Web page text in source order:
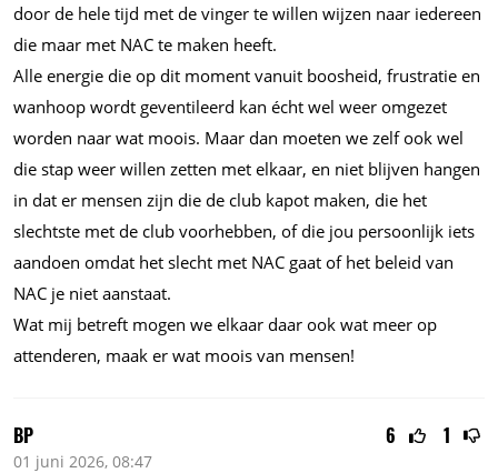
door de hele tijd met de vinger te willen wijzen naar iedereen
die maar met NAC te maken heeft.
Alle energie die op dit moment vanuit boosheid, frustratie en
wanhoop wordt geventileerd kan écht wel weer omgezet
worden naar wat moois. Maar dan moeten we zelf ook wel
die stap weer willen zetten met elkaar, en niet blijven hangen
in dat er mensen zijn die de club kapot maken, die het
slechtste met de club voorhebben, of die jou persoonlijk iets
aandoen omdat het slecht met NAC gaat of het beleid van
NAC je niet aanstaat.
Wat mij betreft mogen we elkaar daar ook wat meer op
attenderen, maak er wat moois van mensen!
6 1
BP
01 juni 2026, 08:47